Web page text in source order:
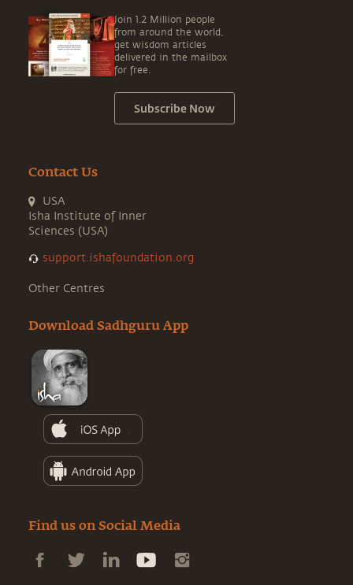
Join 1.2 Million people
from around the world,
get wisdom articles
delivered in the mailbox
for free.
Subscribe Now
Contact Us
USA
Isha Institute of Inner
Sciences (USA)
support.ishafoundation.org
Other Centres
Download Sadhguru App
Find us on Social Media